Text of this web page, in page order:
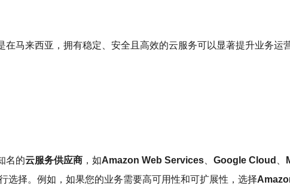
在马来西亚，拥有稳定、安全且高效的云服务可以显著提升业务运
名的云服务供应商 ，如Amazon Web Services Google Cloud
选择。例如，如果您的业务需要高可用性和可扩展性，选择